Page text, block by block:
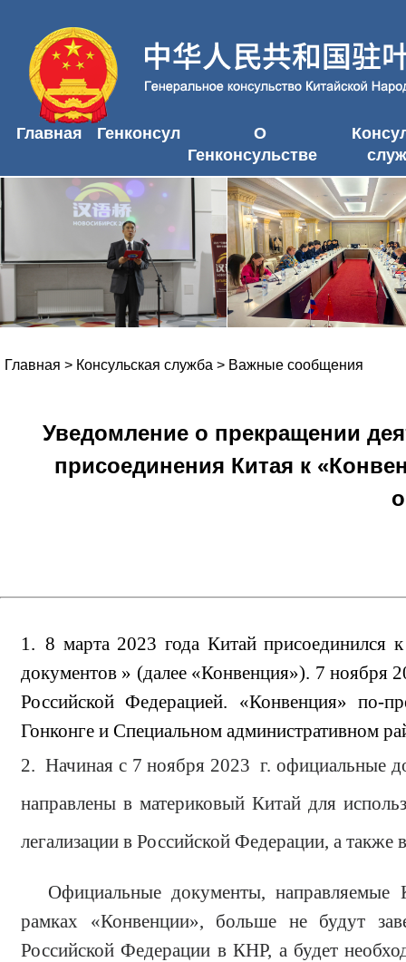
Главная Генконсул
О
Генконсульстве
Главная > Консульская служба > Важные сообщения
Уведомление о прекращении
присоединения Китая к
1. 8 марта 2023 года Китай присоединился
документов » (далее «Конвенция»). 7 ноября
Российской Федерацией. «Конвенция» по-
Гонконге и Специальном административном
2. Начиная с 7 ноября 2023 г. официальные
направлены в материковый Китай для
легализации в Российской Федерации, а
Официальные документы,
рамках «Конвенции», больше не будут
Российской Федерации в КНР, а будет